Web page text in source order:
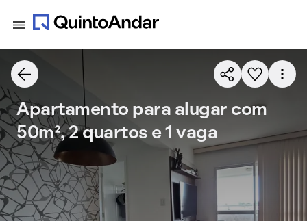
Apartamento para alugar com
50m², 2 quartos e 1 vaga